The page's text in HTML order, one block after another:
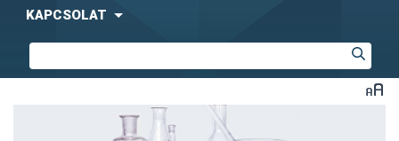
KAPCSOLAT